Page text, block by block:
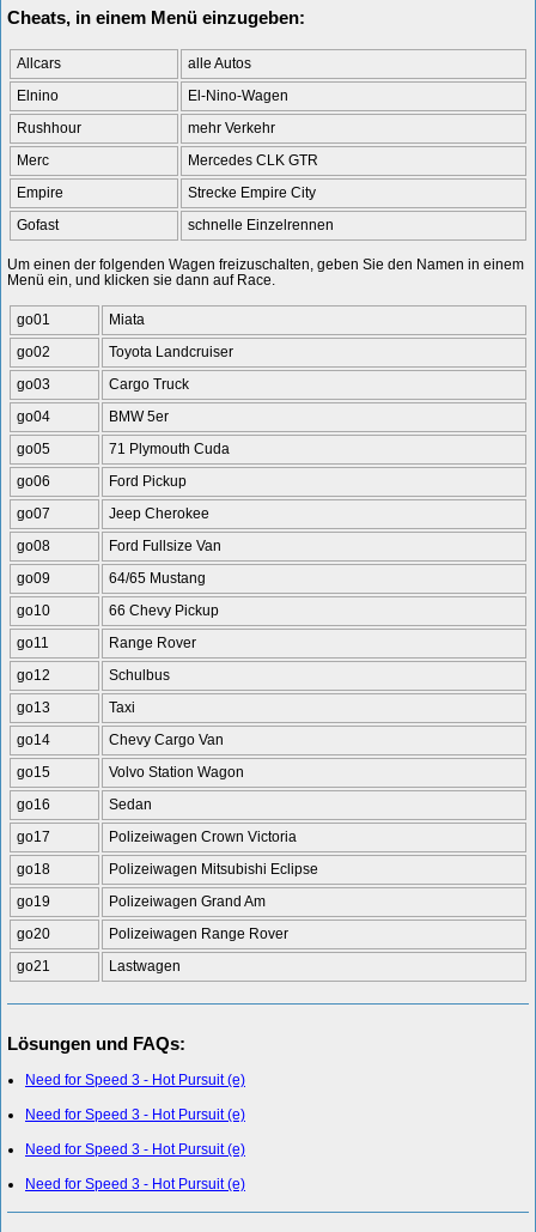
Cheats, in einem Menü einzugeben:
Allcars
alle Autos
Elnino
El-Nino-Wagen
Rushhour
mehr Verkehr
Merc
Mercedes CLK GTR
Empire
Strecke Empire City
Gofast
schnelle Einzelrennen
Um einen der folgenden Wagen freizuschalten, geben Sie den Namen in einem
Menü ein, und klicken sie dann auf Race.
go01
Miata
go02
Toyota Landcruiser
go03
Cargo Truck
go04
BMW 5er
go05
71 Plymouth Cuda
go06
Ford Pickup
go07
Jeep Cherokee
go08
Ford Fullsize Van
go09
64/65 Mustang
go10
66 Chevy Pickup
go11
Range Rover
go12
Schulbus
go13
Taxi
go14
Chevy Cargo Van
go15
Volvo Station Wagon
go16
Sedan
go17
Polizeiwagen Crown Victoria
go18
Polizeiwagen Mitsubishi Eclipse
go19
Polizeiwagen Grand Am
go20
Polizeiwagen Range Rover
go21
Lastwagen
Lösungen und FAQs:
Need for Speed 3 - Hot Pursuit (e)
Need for Speed 3 - Hot Pursuit (e)
Need for Speed 3 - Hot Pursuit (e)
Need for Speed 3 - Hot Pursuit (e)